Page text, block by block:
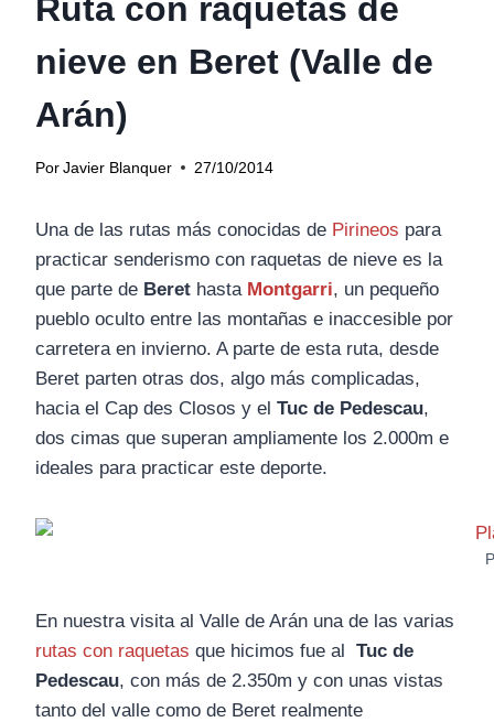
Ruta con raquetas de
nieve en Beret (Valle de
Arán)
Por Javier Blanquer 27/10/2014
Una de las rutas más conocidas de Pirineos para
practicar senderismo con raquetas de nieve es la
que parte de Beret hasta Montgarri, un pequeño
pueblo oculto entre las montañas e inaccesible por
carretera en invierno. A parte de esta ruta, desde
Beret parten otras dos, algo más complicadas,
hacia el Cap des Closos y el Tuc de Pedescau,
dos cimas que superan ampliamente los 2.000m e
ideales para practicar este deporte.
En nuestra visita al Valle de Arán una de las varias
rutas con raquetas que hicimos fue al Tuc de
Pedescau, con más de 2.350m y con unas vistas
tanto del valle como de Beret realmente